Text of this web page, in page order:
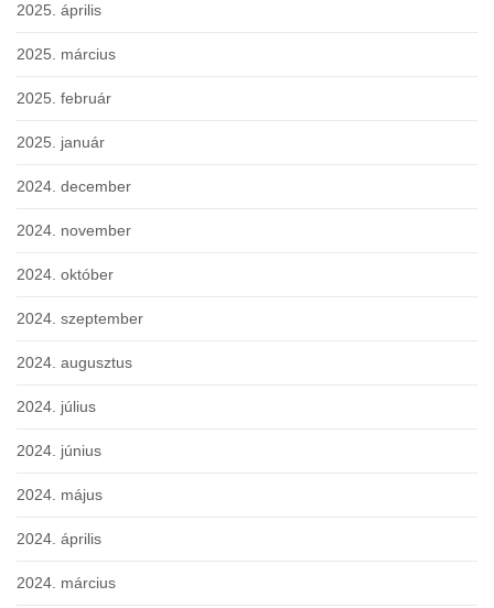
2025. április
2025. március
2025. február
2025. január
2024. december
2024. november
2024. október
2024. szeptember
2024. augusztus
2024. július
2024. június
2024. május
2024. április
2024. március